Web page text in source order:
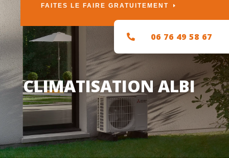
FAITES LE FAIRE GRATUITEMENT
 06 76 49 58 67
CLIMATISATION ALBI